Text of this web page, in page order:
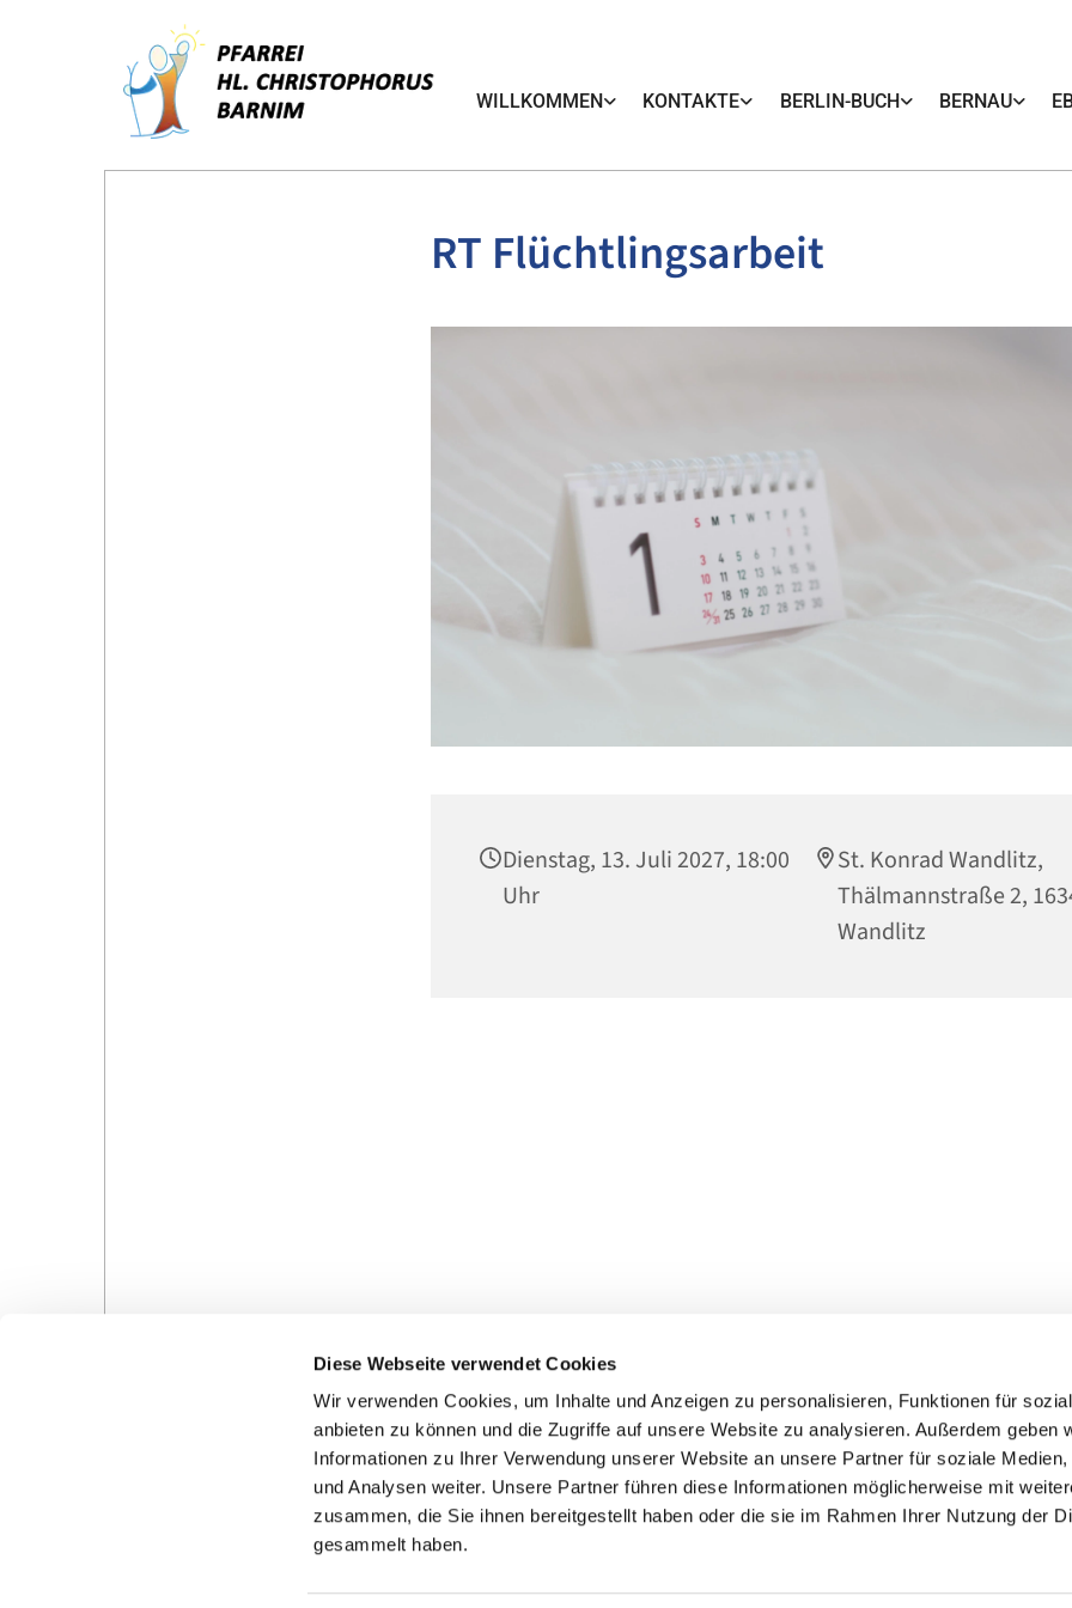
Diese Webseite verwendet Cookies
Wir verwenden Cookies, um Inhalte und Anzeigen zu personalisieren, Funktionen für
anbieten zu können und die Zugriffe auf unsere Website zu analysieren. Außerdem geben
Informationen zu Ihrer Verwendung unserer Website an unsere Partner für soziale Medien,
und Analysen weiter. Unsere Partner führen diese Informationen möglicherweise mit
zusammen, die Sie ihnen bereitgestellt haben oder die sie im Rahmen Ihrer Nutzung der
gesammelt haben.
WILLKOMMEN KONTAKTE BERLIN-BUCH BERNAU
RT Flüchtlingsarbeit
Dienstag, 13. Juli 2027, 18:00
Uhr
St. Konrad Wandlitz,
Thälmannstraße 2,
Wandlitz
Veranstaltungen in der
Pfarrei
Kontakte
Ansprechpersonen zum Schutz vor
sexualisierter Gewalt